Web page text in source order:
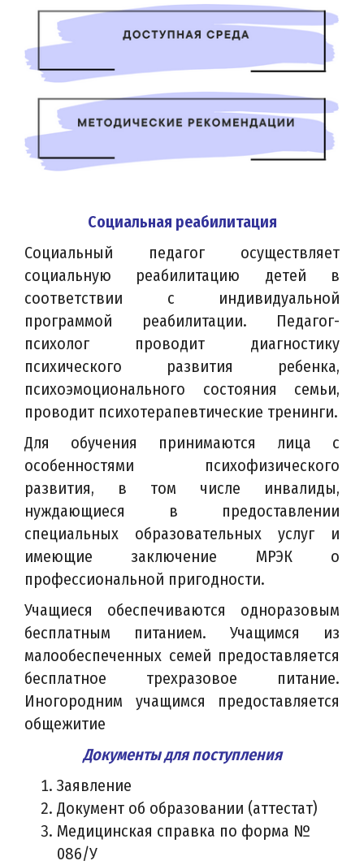
Социальная реабилитация
Социальный педагог осуществляет
социальную реабилитацию детей в
соответствии с индивидуальной
программой реабилитации. Педагог-
психолог проводит диагностику
психического развития ребенка,
психоэмоционального состояния семьи,
проводит психотерапевтические тренинги.
Для обучения принимаются лица с
особенностями психофизического
развития, в том числе инвалиды,
нуждающиеся в предоставлении
специальных образовательных услуг и
имеющие заключение МРЭК о
профессиональной пригодности.
Учащиеся обеспечиваются одноразовым
бесплатным питанием. Учащимся из
малообеспеченных семей предоставляется
бесплатное трехразовое питание.
Иногородним учащимся предоставляется
общежитие
Документы для поступления
Заявление
Документ об образовании (аттестат)
Медицинская справка по форма №
086/У